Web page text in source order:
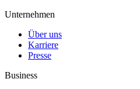
Unternehmen
Über uns
Karriere
Presse
Business